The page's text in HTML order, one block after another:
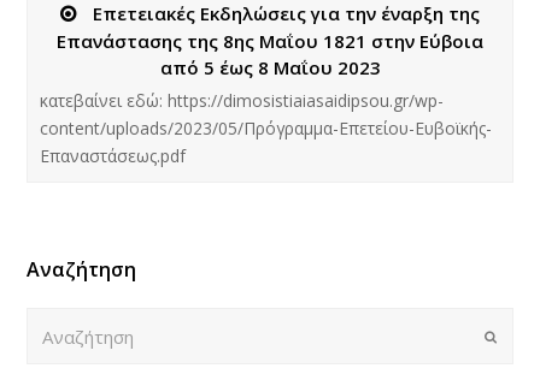
Επετειακές Εκδηλώσεις για την έναρξη της
Επανάστασης της 8ης Μαΐου 1821 στην Εύβοια
από 5 έως 8 Μαΐου 2023
κατεβαίνει εδώ: https://dimosistiaiasaidipsou.gr/wp-
content/uploads/2023/05/Πρόγραμμα-Επετείου-Ευβοϊκής-
Επαναστάσεως.pdf
Αναζήτηση
Submit